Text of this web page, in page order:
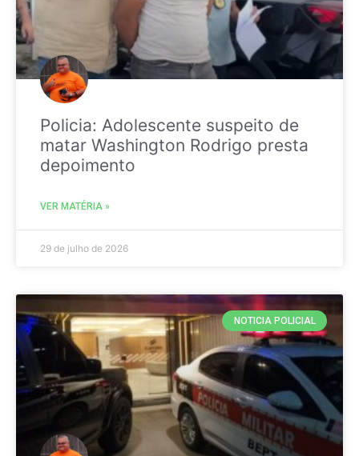
Policia: Adolescente suspeito de
matar Washington Rodrigo presta
depoimento
VER MATÉRIA »
29 de julho de 2026
NOTICIA POLICIAL